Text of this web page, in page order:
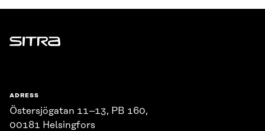
Sitra
ADRESS
Östersjögatan 11–13, PB 160,
00181 Helsingfors